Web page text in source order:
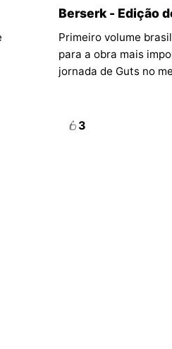
Berserk - Edição
Primeiro volume
para a obra mais
jornada de Guts no
3